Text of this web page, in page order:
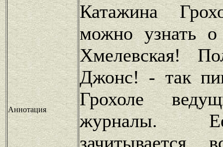
Аннотация
Катажина
можно узнать
Хмелевская!
Джонс! - так
Грохоле
журналы.
зачитывается